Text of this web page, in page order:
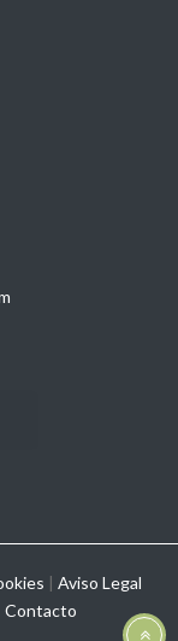
| Aviso Legal
Contacto